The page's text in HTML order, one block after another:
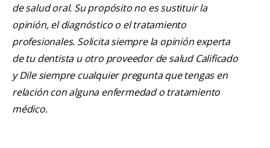
de salud oral. Su propósito no es sustituir la
opinión, el diagnóstico o el tratamiento
profesionales. Solicita siempre la opinión experta
de tu dentista u otro proveedor de salud Calificado
y Dile siempre cualquier pregunta que tengas en
relación con alguna enfermedad o tratamiento
médico.